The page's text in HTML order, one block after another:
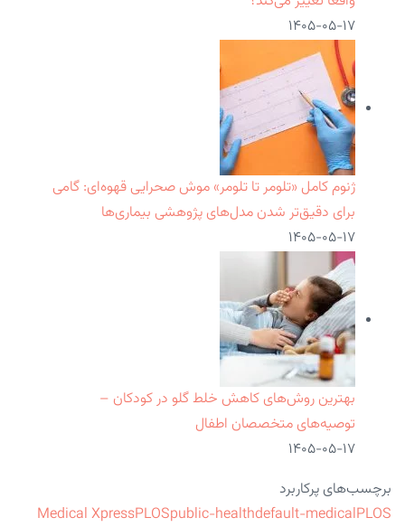
۱۴۰۵-۰۵-۱۷
ژنوم کامل «تلومر تا تلومر» موش صحرایی قهوه‌ای: گامی
برای دقیق‌تر شدن مدل‌های پژوهشی بیماری‌ها
۱۴۰۵-۰۵-۱۷
بهترین روش‌های کاهش خلط گلو در کودکان –
توصیه‌های متخصصان اطفال
۱۴۰۵-۰۵-۱۷
برچسب‌های پرکاربرد
Medical XpressPLOSpublic-healthdefault-medicalPLOS